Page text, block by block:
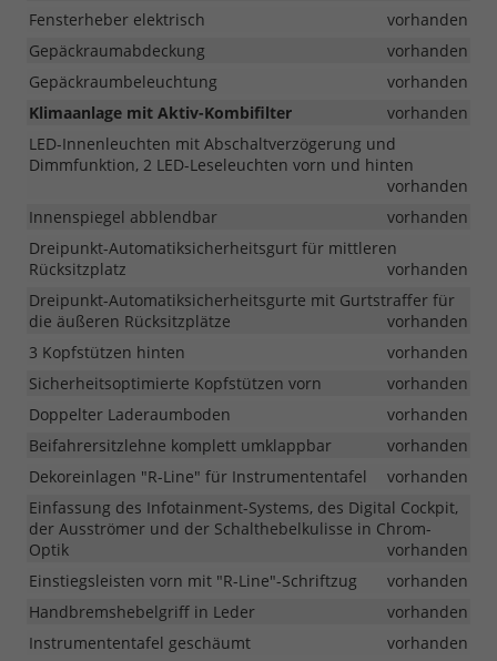
Fensterheber elektrisch
vorhanden
Gepäckraumabdeckung
vorhanden
Gepäckraumbeleuchtung
vorhanden
Klimaanlage mit Aktiv-Kombifilter
vorhanden
LED-Innenleuchten mit Abschaltverzögerung und
Dimmfunktion, 2 LED-Leseleuchten vorn und hinten
vorhanden
Innenspiegel abblendbar
vorhanden
Dreipunkt-Automatiksicherheitsgurt für mittleren
Rücksitzplatz
vorhanden
Dreipunkt-Automatiksicherheitsgurte mit Gurtstraffer für
die äußeren Rücksitzplätze
vorhanden
3 Kopfstützen hinten
vorhanden
Sicherheitsoptimierte Kopfstützen vorn
vorhanden
Doppelter Laderaumboden
vorhanden
Beifahrersitzlehne komplett umklappbar
vorhanden
Dekoreinlagen "R-Line" für Instrumententafel
vorhanden
Einfassung des Infotainment-Systems, des Digital Cockpit,
der Ausströmer und der Schalthebelkulisse in Chrom-
Optik
vorhanden
Einstiegsleisten vorn mit "R-Line"-Schriftzug
vorhanden
Handbremshebelgriff in Leder
vorhanden
Instrumententafel geschäumt
vorhanden